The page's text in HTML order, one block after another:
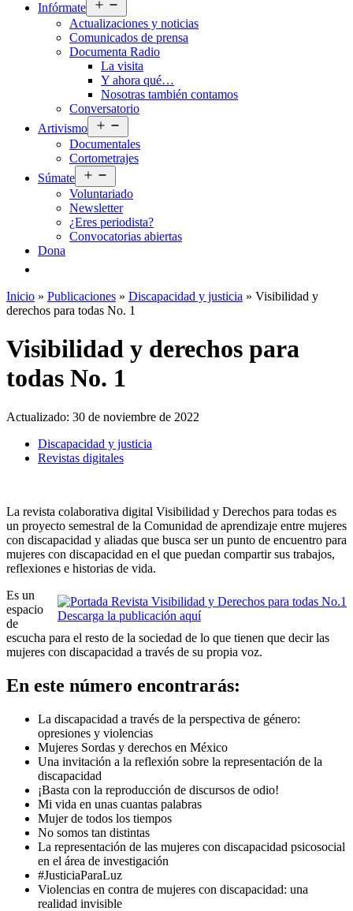
Infórmate
el
menú
Actualizaciones y noticias
Comunicados de prensa
Documenta Radio
La visita
Y ahora qué…
Nosotras también contamos
Conversatorio
Artivismo
el
menú
Documentales
Cortometrajes
Súmate
el
menú
Voluntariado
Newsletter
¿Eres periodista?
Convocatorias abiertas
Dona
Inicio » Publicaciones » Discapacidad y justicia » Visibilidad y
derechos para todas No. 1
Visibilidad y derechos para
todas No. 1
Actualizado: 30 de noviembre de 2022
Discapacidad y justicia
Revistas digitales
La revista colaborativa digital Visibilidad y Derechos para todas es
un proyecto semestral de la Comunidad de aprendizaje entre mujeres
con discapacidad y aliadas que busca ser un punto de encuentro para
mujeres con discapacidad en el que puedan compartir sus trabajos,
reflexiones e historias de vida.
Descarga la publicación aquí
Es un
espacio
de
escucha para el resto de la sociedad de lo que tienen que decir las
mujeres con discapacidad a través de su propia voz.
En este número encontrarás:
La discapacidad a través de la perspectiva de género:
opresiones y violencias
Mujeres Sordas y derechos en México
Una invitación a la reflexión sobre la representación de la
discapacidad
¡Basta con la reproducción de discursos de odio!
Mi vida en unas cuantas palabras
Mujer de todos los tiempos
No somos tan distintas
La representación de las mujeres con discapacidad psicosocial
en el área de investigación
#JusticiaParaLuz
Violencias en contra de mujeres con discapacidad: una
realidad invisible